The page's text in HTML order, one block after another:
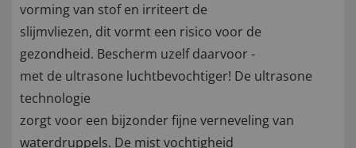
vorming van stof en irriteert de
slijmvliezen, dit vormt een risico voor de
gezondheid. Bescherm uzelf daarvoor -
met de ultrasone luchtbevochtiger! De ultrasone
technologie
zorgt voor een bijzonder fijne verneveling van
waterdruppels. De mist vochtigheid